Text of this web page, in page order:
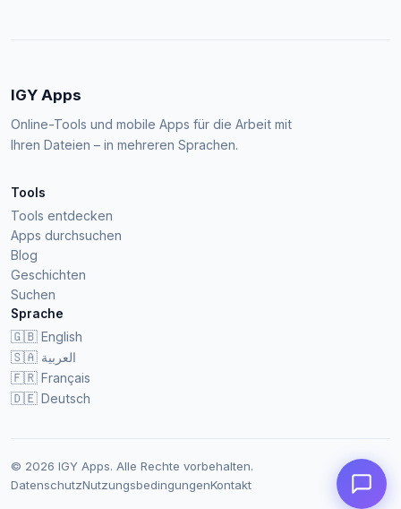
IGY Apps
Online-Tools und mobile Apps für die Arbeit mit
Ihren Dateien – in mehreren Sprachen.
Tools
Tools entdecken
Apps durchsuchen
Blog
Geschichten
Suchen
Sprache
🇬🇧 English
🇸🇦 العربية
🇫🇷 Français
🇩🇪 Deutsch
© 2026 IGY Apps. Alle Rechte vorbehalten.
DatenschutzNutzungsbedingungenKontakt